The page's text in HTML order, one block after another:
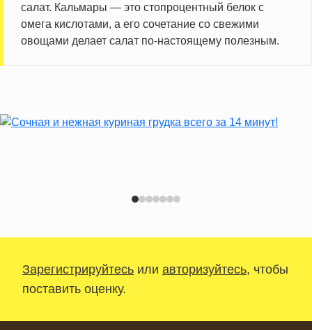
салат. Кальмары — это стопроцентный белок с
омега кислотами, а его сочетание со свежими
овощами делает салат по-настоящему полезным.
Зарегистрируйтесь или авторизуйтесь, чтобы
поставить оценку.